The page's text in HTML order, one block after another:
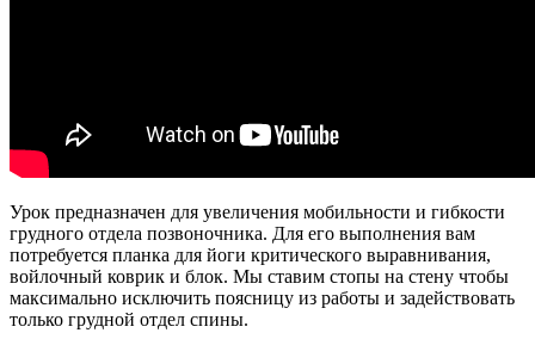
Урок предназначен для увеличения мобильности и гибкости
грудного отдела позвоночника. Для его выполнения вам
потребуется планка для йоги критического выравнивания,
войлочный коврик и блок. Мы ставим стопы на стену чтобы
максимально исключить поясницу из работы и задействовать
только грудной отдел спины.